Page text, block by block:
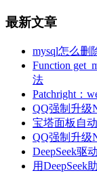
最新文章
mysql怎么删
Function
法
Patchright：
QQ强制升级
宝塔面板自
QQ强制升级
DeepSeek驱
用DeepSeek